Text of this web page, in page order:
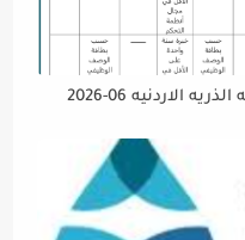
06-2026